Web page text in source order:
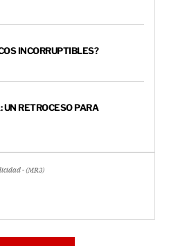
INCORRUPTIBLES?
RETROCESO PARA
- (MR3)